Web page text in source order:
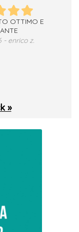
OTTIMO E
- enrico z.
»